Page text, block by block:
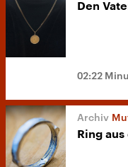
Den
02:22
Ring